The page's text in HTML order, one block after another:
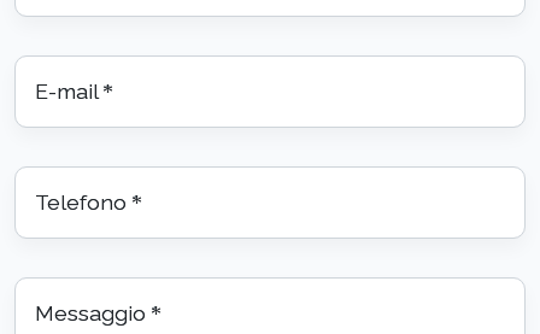
E-mail *
Telefono *
Messaggio *